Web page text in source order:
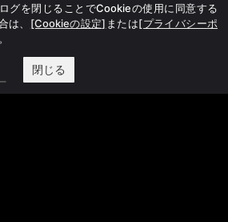
グを閉じることでCookieの使用に同意する
は、 [Cookieの設定] または[プライバシーポ
閉じる